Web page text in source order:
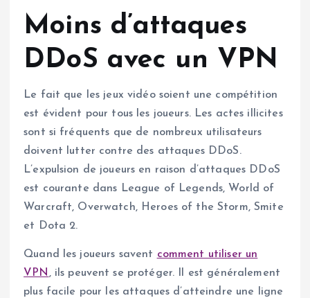
Moins d’attaques
DDoS avec un VPN
Le fait que les jeux vidéo soient une compétition
est évident pour tous les joueurs. Les actes illicites
sont si fréquents que de nombreux utilisateurs
doivent lutter contre des attaques DDoS.
L’expulsion de joueurs en raison d’attaques DDoS
est courante dans League of Legends, World of
Warcraft, Overwatch, Heroes of the Storm, Smite
et Dota 2.
Quand les joueurs savent comment utiliser un
VPN , ils peuvent se protéger. Il est généralement
plus facile pour les attaques d’atteindre une ligne